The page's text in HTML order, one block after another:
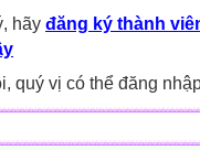
hãy đăng ký thành
quý vị có thể đăng